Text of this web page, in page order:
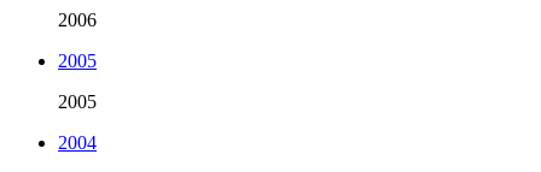
2006
2005
2005
2004